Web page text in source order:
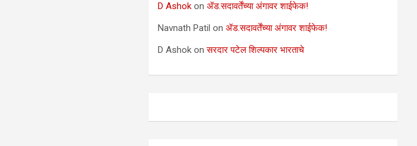
D Ashok onॲड.सदावर्तेंच्या अंगावर शाईफेक!
Navnath Patil onॲड.सदावर्तेंच्या अंगावर शाईफेक!
D Ashok onसरदार पटेल शिल्पकार भारताचे